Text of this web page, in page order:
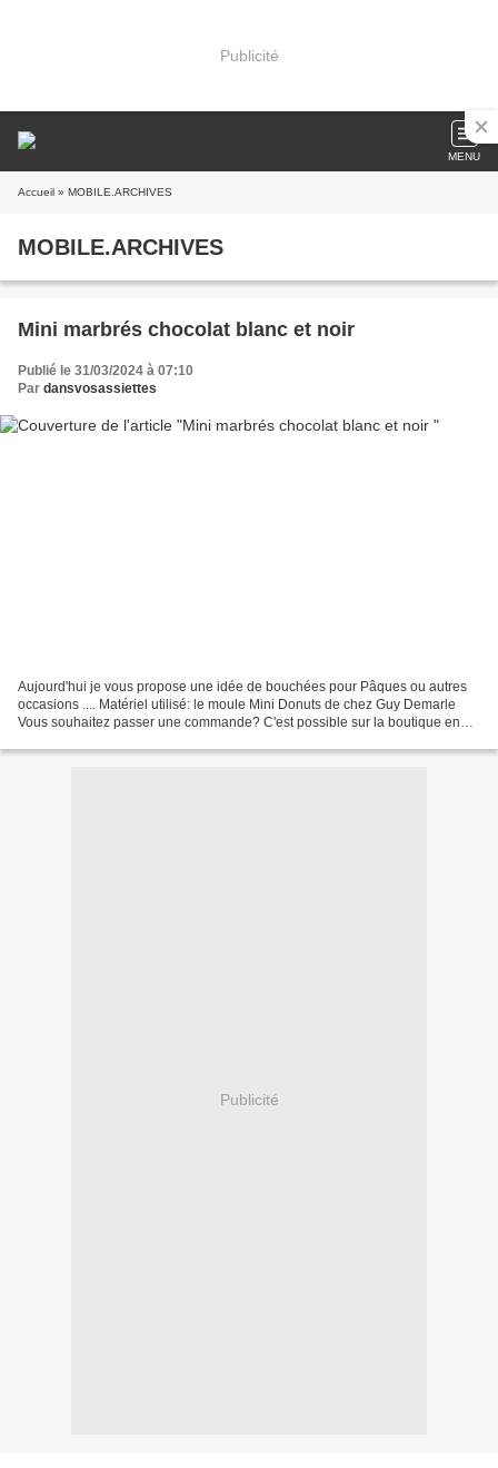
Publicité
MENU
Accueil » MOBILE.ARCHIVES
MOBILE.ARCHIVES
Mini marbrés chocolat blanc et noir
Publié le 31/03/2024 à 07:10
Par dansvosassiettes
Aujourd'hui je vous propose une idée de bouchées pour Pâques ou autres
occasions .... Matériel utilisé: le moule Mini Donuts de chez Guy Demarle
Vous souhaitez passer une commande? C'est possible sur la boutique en
Publicité